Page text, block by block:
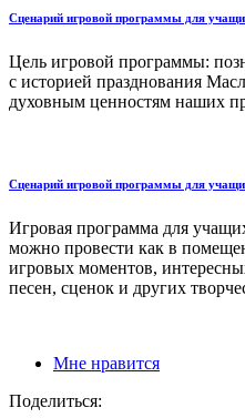
Сценарий игровой программы для
Цель игровой программы:
с историей празднования
духовным ценностям наших
Сценарий игровой программы для
Игровая программа для
можно провести как в
игровых моментов,
песен, сценок и других
Мне нравится
Поделиться: